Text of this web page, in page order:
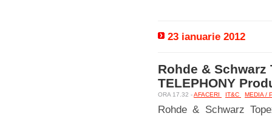
23 ianuarie 2012
Rohde & Schwarz
TELEPHONY
ORA 17.32 -AFACERI IT&C MEDIA /
Rohde & Schwarz